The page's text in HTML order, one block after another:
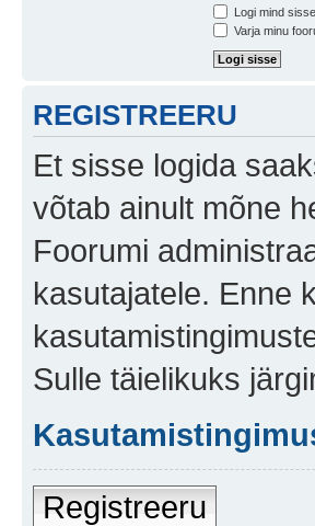
Logi mind
Varja minu
REGISTREERU
Et sisse logida
võtab ainult mõne
Foorumi
kasutajatele. Enne
Sulle täielikuks
Registreeru